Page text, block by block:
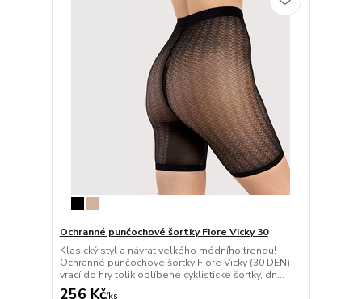
Ochranné punčochové šortky Fiore Vicky 30
Klasický styl a návrat velkého módního trendu!
Ochranné punčochové šortky Fiore Vicky (30 DEN)
vrací do hry tolik oblíbené cyklistické šortky, dn...
256 Kč/ks